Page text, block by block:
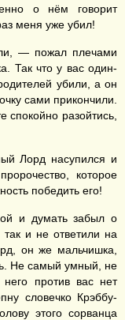
о нём говорит
меня уже убил!
— пожал плечами
Так что у вас один-
убили, а он
сами прикончили.
спокойно разойтись,
Лорд насупился и
которое
победить его!
и думать забыл о
и не ответили на
он же мальчишка,
Не самый умный, не
против вас нет
словечко Крэббу-
этого сорванца